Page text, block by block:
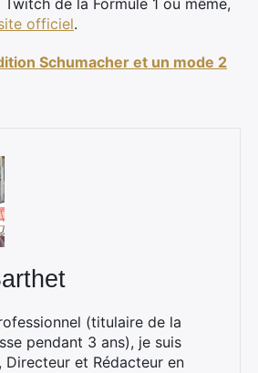
de la Formule 1 ou même,
officiel.
Schumacher et un mode 2
(titulaire de la
pendant 3 ans), je suis
Directeur et Rédacteur en